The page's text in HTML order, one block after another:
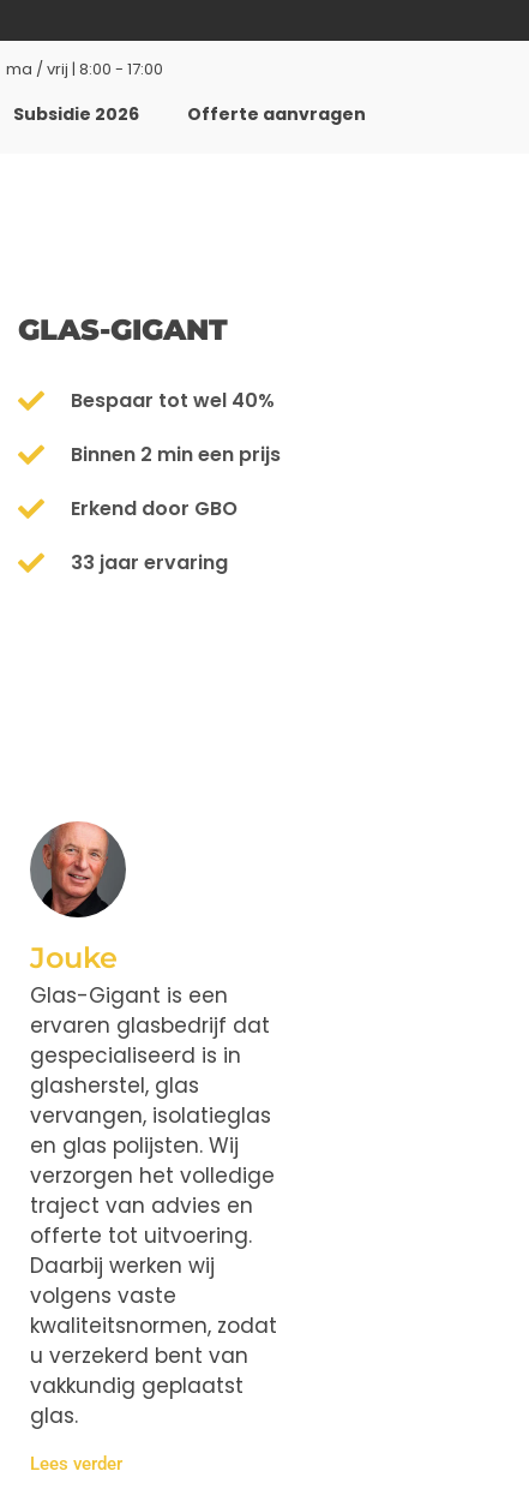
ma / vrij | 8:00 - 17:00
Subsidie 2026 Offerte aanvragen
GLAS-GIGANT
Bespaar tot wel 40%
Binnen 2 min een prijs
Erkend door GBO
33 jaar ervaring
Jouke
Glas-Gigant is een
ervaren glasbedrijf dat
gespecialiseerd is in
glasherstel, glas
vervangen, isolatieglas
en glas polijsten. Wij
verzorgen het volledige
traject van advies en
offerte tot uitvoering.
Daarbij werken wij
volgens vaste
kwaliteitsnormen, zodat
u verzekerd bent van
vakkundig geplaatst
glas.
Lees verder